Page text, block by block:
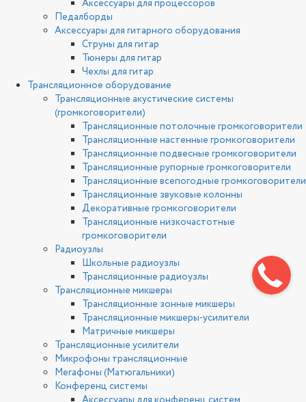
Аксессуары для процессоров
Педалборды
Аксессуары для гитарного оборудования
Струны для гитар
Тюнеры для гитар
Чехлы для гитар
Трансляционное оборудование
Трансляционные акустические системы
(громкоговорители)
Трансляционные потолочные громкоговорители
Трансляционные настенные громкоговорители
Трансляционные подвесные громкоговорители
Трансляционные рупорные громкоговорители
Трансляционные всепогодные громкоговорители
Трансляционные звуковые колонны
Декоративные громкоговорители
Трансляционные низкочастотные
громкоговорители
Радиоузлы
Школьные радиоузлы
Трансляционные радиоузлы
Трансляционные микшеры
Трансляционные зонные микшеры
Трансляционные микшеры-усилители
Матричные микшеры
Трансляционные усилители
Микрофоны трансляционные
Мегафоны (Матюгальники)
Конференц системы